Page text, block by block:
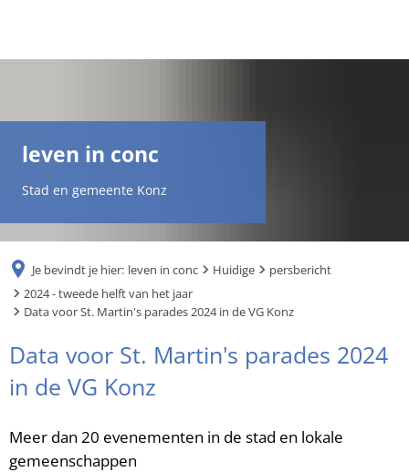
RU
leven in conc
Stad en gemeente Konz
Je bevindt je hier: leven in conc Huidige
persbericht
2024 - tweede helft van het jaar
Data voor St. Martin's parades 2024 in de VG Konz
Data voor St. Martin's parades 2024
in de VG Konz
Meer dan 20 evenementen in de stad en lokale
gemeenschappen